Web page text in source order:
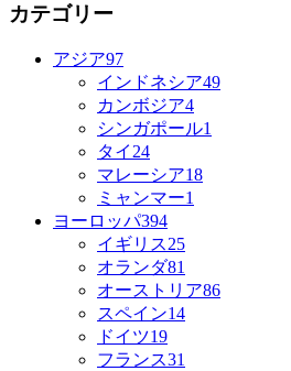
カテゴリー
アジア97
インドネシア49
カンボジア4
シンガポール1
タイ 24
マレーシア18
ミャンマー1
ヨーロッパ394
イギリス25
オランダ81
オーストリア86
スペイン14
ドイツ19
フランス31